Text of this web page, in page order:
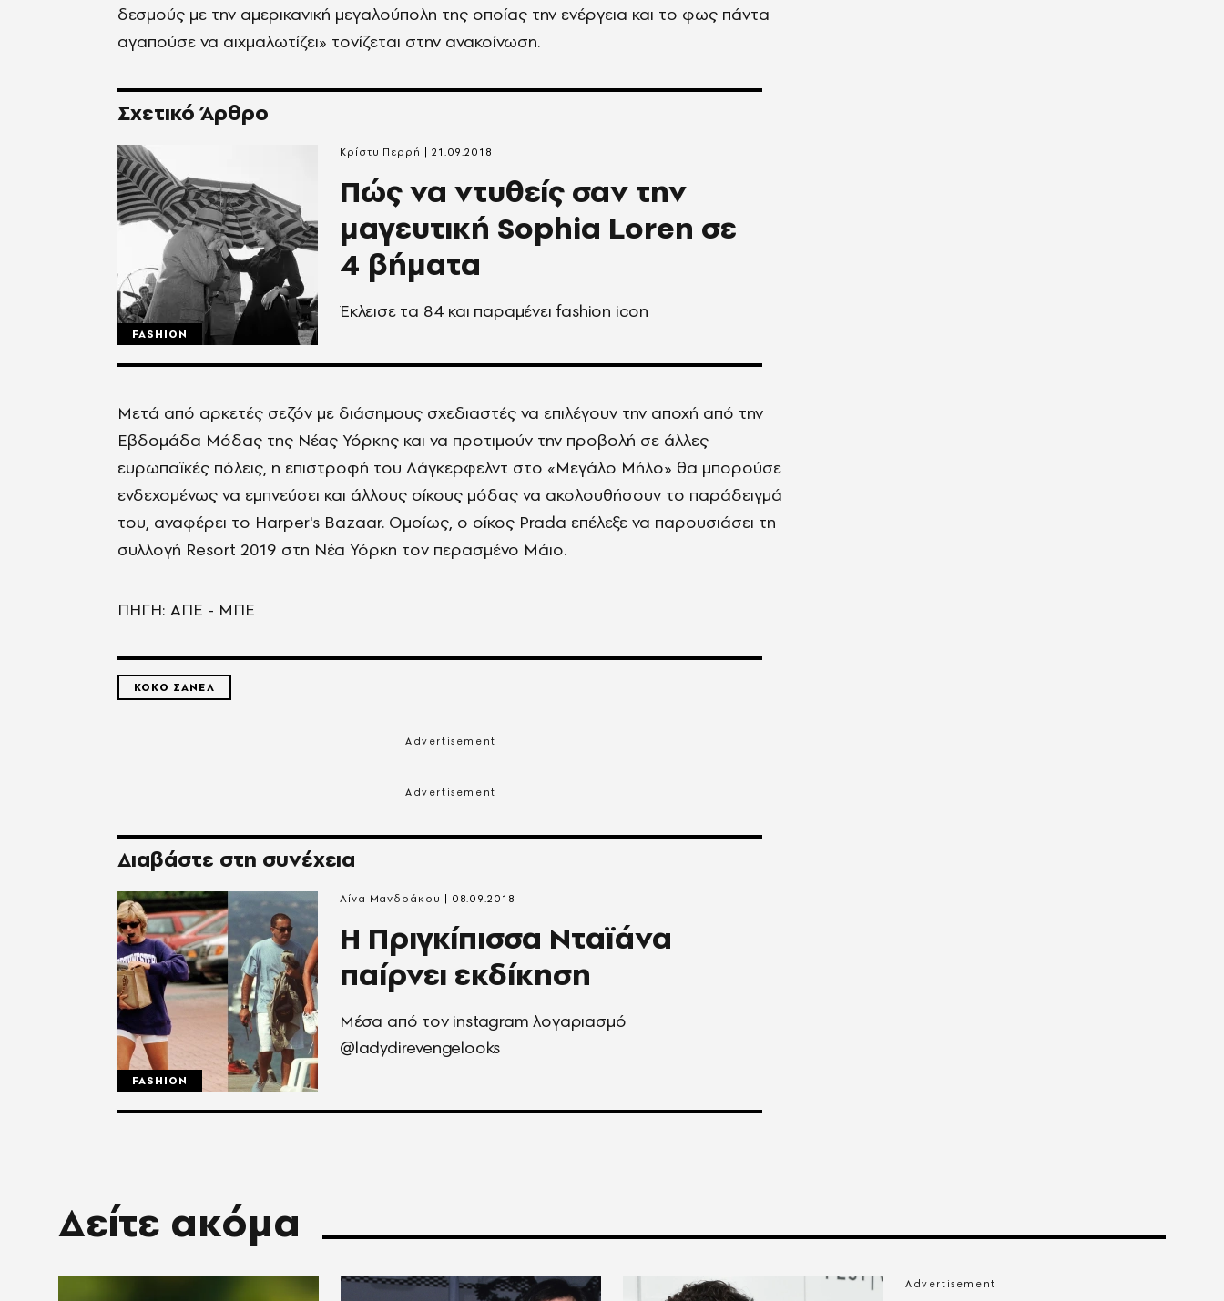
δεσμούς με την αμερικανική μεγαλούπολη της οποίας την ενέργεια και το φως πάντα
αγαπούσε να αιχμαλωτίζει» τονίζεται στην ανακοίνωση.
Σχετικό Άρθρο
FASHION
Πώς να ντυθείς σαν την
μαγευτική Sophia Loren σε
4 βήματα
Έκλεισε τα 84 και παραμένει fashion icon
Κρίστυ Περρή 21.09.2018
Μετά από αρκετές σεζόν με διάσημους σχεδιαστές να επιλέγουν την αποχή από την
Εβδομάδα Μόδας της Νέας Υόρκης και να προτιμούν την προβολή σε άλλες
ευρωπαϊκές πόλεις, η επιστροφή του Λάγκερφελντ στο «Μεγάλο Μήλο» θα μπορούσε
ενδεχομένως να εμπνεύσει και άλλους οίκους μόδας να ακολουθήσουν το παράδειγμά
του, αναφέρει το Harper's Bazaar. Ομοίως, ο οίκος Prada επέλεξε να παρουσιάσει τη
συλλογή Resort 2019 στη Νέα Υόρκη τον περασμένο Μάιο.
ΠΗΓΗ: ΑΠΕ - ΜΠΕ
ΚΟΚΟ ΣΑΝΕΛ
Διαβάστε στη συνέχεια
FASHION
Η Πριγκίπισσα Νταϊάνα
παίρνει εκδίκηση
Μέσα από τον instagram λογαριασμό
@ladydirevengelooks
Λίνα Μανδράκου 08.09.2018
Δείτε ακόμα